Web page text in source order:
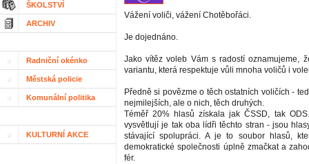
ŠKOLSTVÍ
ARCHIV
Radniční okénko
Městská policie
Komunální politika
KULTURNÍ AKCE
Vážení voliči, vážení Chotěbořáci.
Je dojednáno.
Jako vítěz voleb Vám s radostí oznamujeme,
variantu, která respektuje vůli mnoha voličů i
Předně si povězme o těch ostatních voličích -
nejmilejších, ale o nich, těch druhých.
Téměř 20% hlasů získala jak ČSSD, tak
vysvětlují je tak oba lídři těchto stran - jsou
stávající spolupráci. A je to soubor hlasů,
demokratické společnosti úplně zmačkat a
fér.